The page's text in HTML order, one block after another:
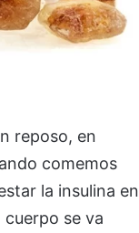
reposo, en
comemos
la insulina en
se va